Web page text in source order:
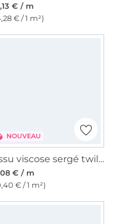
€ / m
€ / 1 m²)
NOUVEAU
Tissu viscose sergé twill brushed leaves, rouge magenta
€ / m
€ / 1 m²)